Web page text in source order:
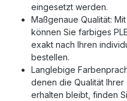
eingesetzt werden.
Maßgenaue Qualität:
können Sie farbiges
exakt nach Ihren
bestellen.
Langlebige
denen die Qualität
erhalten bleibt, finden